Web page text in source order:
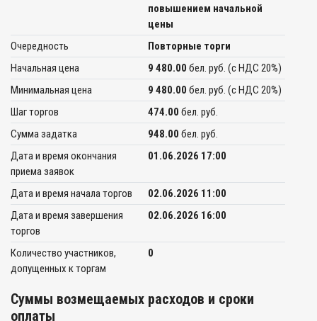
повышением начальной
цены
Очередность
Повторные торги
Начальная цена
9 480.00 бел. руб. (c НДС 20%)
Минимальная цена
9 480.00 бел. руб. (c НДС 20%)
Шаг торгов
474.00 бел. руб.
Сумма задатка
948.00 бел. руб.
Дата и время окончания
приема заявок
01.06.2026 17:00
Дата и время начала торгов
02.06.2026 11:00
Дата и время завершения
торгов
02.06.2026 16:00
Количество участников,
допущенных к торгам
0
Суммы возмещаемых расходов и сроки
оплаты